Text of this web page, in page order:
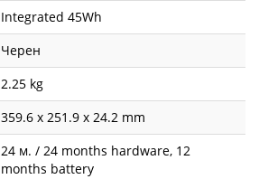
Integrated 45Wh
Черен
2.25 kg
359.6 x 251.9 x 24.2 mm
24 м. / 24 months hardware, 12
months battery